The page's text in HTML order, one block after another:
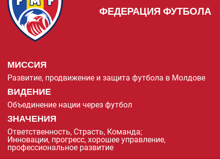
ФЕДЕРАЦИЯ ФУТБОЛА
МИССИЯ
Развитие, продвижение и защита футбола в Молдове
ВИДЕНИЕ
Объединение нации через футбол
ЗНАЧЕНИЯ
Ответственность, Страсть, Команда;
Инновации, прогресс, хорошее управление,
профессиональное развитие